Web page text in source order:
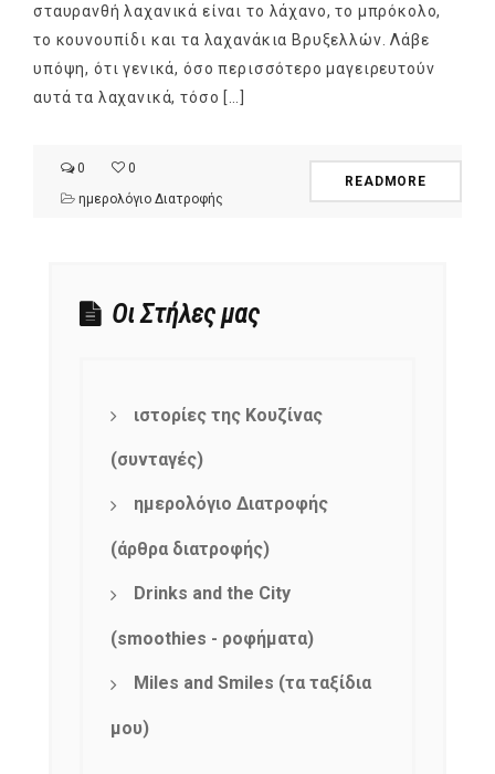
σταυρανθή λαχανικά είναι το λάχανο, το μπρόκολο,
το κουνουπίδι και τα λαχανάκια Βρυξελλών. Λάβε
υπόψη, ότι γενικά, όσο περισσότερο μαγειρευτούν
αυτά τα λαχανικά, τόσο […]
0
0
ημερολόγιο Διατροφής
READMORE
Οι Στήλες μας
ιστορίες της Κουζίνας
(συνταγές)
ημερολόγιο Διατροφής
(άρθρα διατροφής)
Drinks and the City
(smoothies - ροφήματα)
Miles and Smiles (τα ταξίδια
μου)